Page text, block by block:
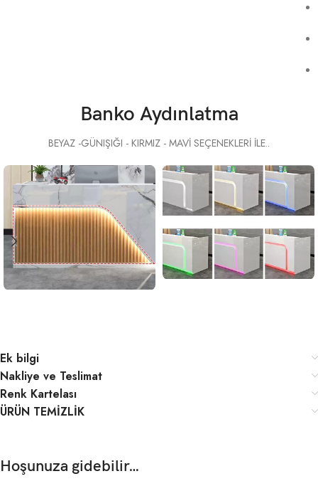
Banko Aydınlatma
BEYAZ -GÜNIŞIĞI - KIRMIZ - MAVİ SEÇENEKLERİ İLE..
Ek bilgi
Nakliye ve Teslimat
Renk Kartelası
ÜRÜN TEMİZLİK
Hoşunuza gidebilir…